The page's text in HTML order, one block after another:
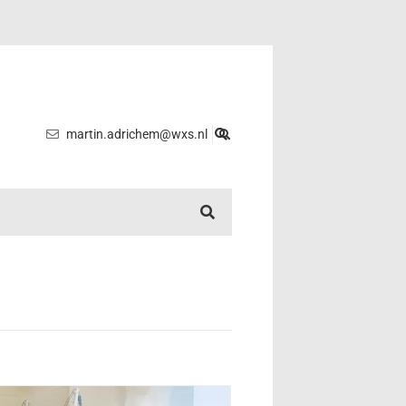
martin.adrichem@wxs.nl